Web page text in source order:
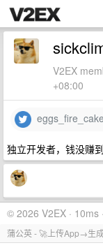
V2EX
+08:00
eggs_fire_cake
独立开发者，钱没赚
© 2026 V2EX · 10ms
蒲公英 - 🚀上传App→生